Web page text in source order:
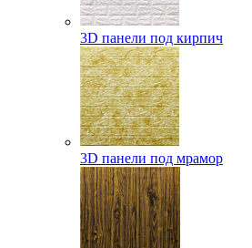
3D панели под кирпич
3D панели под мрамор